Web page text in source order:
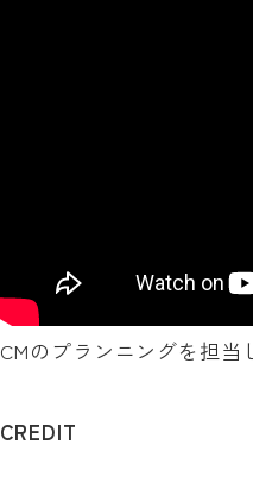
CMのプランニングを担当
CREDIT